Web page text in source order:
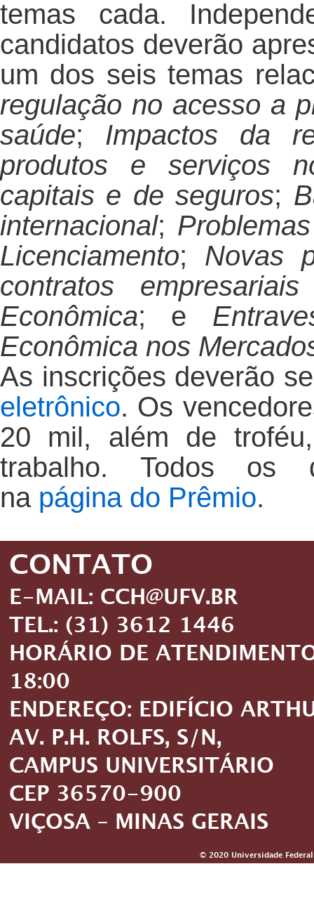
temas cada.
candidatos deverão
um dos seis temas
regulação no acesso a
saúde; Impactos da
produtos e serviços
capitais e de seguros;
internacional;
Licenciamento; Novas
contratos
Econômica; e
Econômica nos
As inscrições deverão
eletrônico. Os
20 mil, além de
trabalho. Todos os
na página do Prêmio.
CONTATO
E-MAIL: CCH@UFV.BR
TEL.: (31) 3612 1446
HORÁRIO DE
18:00
ENDEREÇO: EDIFÍCIO
AV. P.H. ROLFS, S/N,
CAMPUS UNIVERSITÁRIO
CEP 36570-900
VIÇOSA – MINAS GERAIS
© 2020 Universidade